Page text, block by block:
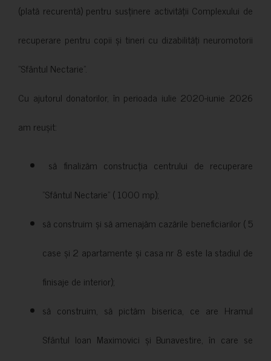
(plată recurentă) pentru susținere activității Complexului de
recuperare pentru copii și tineri cu dizabilități neuromotorii
”Sfântul Nectarie”.
Cu ajutorul donatorilor, în perioada iulie 2020-iunie 2026
am reușit:
să finalizăm construcția centrului de recuperare
”Sfântul Nectarie” ( 1000 mp);
să construim și să amenajăm cazările beneficiarilor ( 5
case și 2 apartamente și casa nr 8 este la stadiul de
finisaje de interior);
să construim, să pictăm biserica, ce are Hramul
Sfântul Ioan Maximovici și Bunavestire, în care se